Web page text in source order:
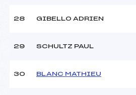
28 GIBELLO ADRIEN
29 SCHULTZ PAUL
30 BLANC MATHIEU